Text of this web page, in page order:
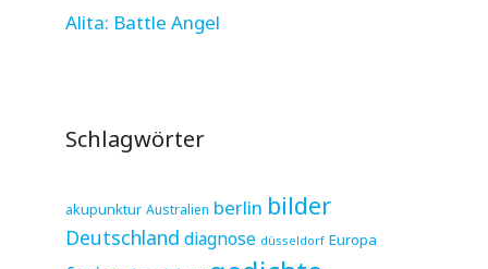
Alita: Battle Angel
Schlagwörter
akupunktur Australien berlin bilder
Deutschland diagnose düsseldorf Europa